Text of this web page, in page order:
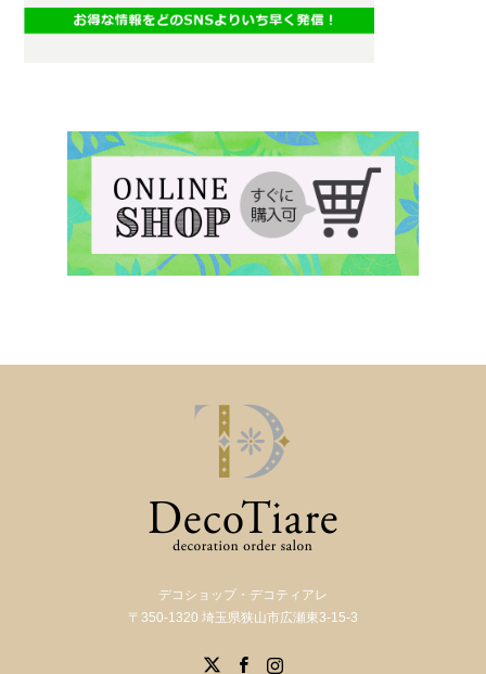
デコショップ・デコティアレ
〒350-1320 埼玉県狭山市広瀬東3-15-3